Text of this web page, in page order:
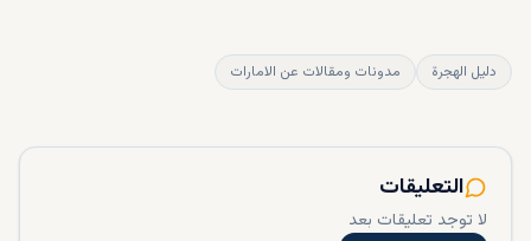
دليل الهجرة مدونات ومقالات عن الامارات
التعليقات
لا توجد تعليقات بعد